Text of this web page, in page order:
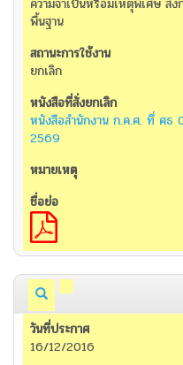
ความจำเป็นหรือมีเหตุพิเศษ สั
พื้นฐาน
ยกเลิก
หนังสือสำนักงาน ก.ค.ศ. ที่ ศธ
2569
16/12/2016